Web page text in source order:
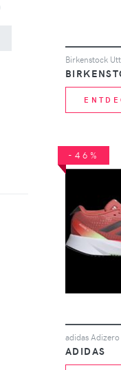
Birkenstock
-46%
adidas Adizero
ADIDAS